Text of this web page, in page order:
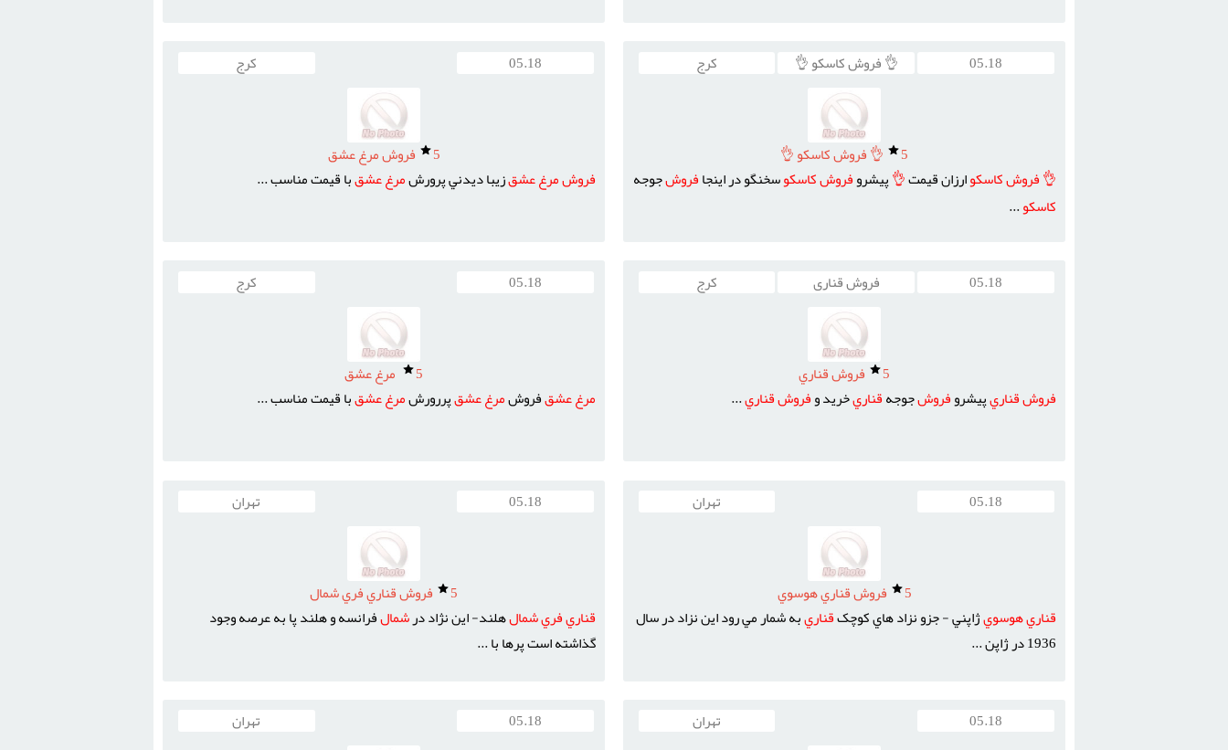
05.18 👌 فروش کاسکو 👌 کرج
5
👌 فروش کاسکو 👌
👌فروشکاسکوارزان قيمت👌پيشروفروشکاسکوسخنگو در اينجافروشجوجه
کاسکو...
05.18 کرج
5
فروش مرغ عشق
فروشمرغعشقزيبا ديدني پرورشمرغعشقبا قيمت مناسب ...
05.18 فروش قناری کرج
5
فروش قناري
فروشقناريپيشروفروشجوجهقناريخريد وفروشقناري...
05.18 کرج
5
مرغ عشق
مرغعشقفروشمرغعشقپررورشمرغعشقبا قيمت مناسب ...
05.18 تهران
5
فروش قناري هوسوي
قناريهوسويژاپني - جزو نزاد هاي کوچکقناريبه شمار مي رود اين نزاد در سال
1936 در ژاپن ...
05.18 تهران
5
فروش قناري فري شمال
قناريفريشمالهلند- اين نژاد درشمالفرانسه و هلند پا به عرصه وجود
گذاشته است پرها با ...
05.18 تهران 05.18 تهران